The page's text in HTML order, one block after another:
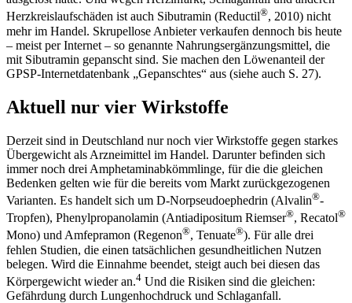
Herzkreislaufschäden ist auch Sibutramin (Reductil®, 2010) nicht
mehr im Handel. Skrupellose Anbieter verkaufen dennoch bis heute
– meist per Internet – so genannte Nahrungsergänzungsmittel, die
mit Sibutramin gepanscht sind. Sie machen den Löwenanteil der
GPSP-Internetdatenbank „Gepanschtes“ aus (­siehe auch S. 27).
Aktuell nur vier Wirkstoffe
Derzeit sind in Deutschland nur noch vier Wirkstoffe gegen starkes
Übergewicht als Arzneimittel im Handel. Darunter befinden sich
immer noch drei Amphetaminabkömmlinge, für die die gleichen
Bedenken gelten wie für die bereits vom Markt zurückgezogenen
Varianten. Es handelt sich um D-Norpseudo­ephe­drin (Alvalin®-
Tropfen), Phenylpropanolamin (Antiadi­positum Riemser®, Recatol®
Mono) und Amfepramon (Rege­non®, Tenuate®). Für alle drei
fehlen Studien, die einen tatsächlichen gesundheitlichen Nutzen
belegen. Wird die Einnahme beendet, steigt auch bei diesen das
Körpergewicht wieder an.4 Und die Risiken sind die gleichen:
Gefährdung durch Lungenhochdruck und Schlaganfall.